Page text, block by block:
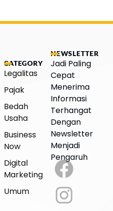
CATEGORY
Legalitas
Pajak
Bedah
Usaha
Business
Now
Digital
Marketing
Umum
NEWSLETTER
Jadi Paling
Cepat
Menerima
Informasi
Terhangat
Dengan
Newsletter
Menjadi
Pengaruh